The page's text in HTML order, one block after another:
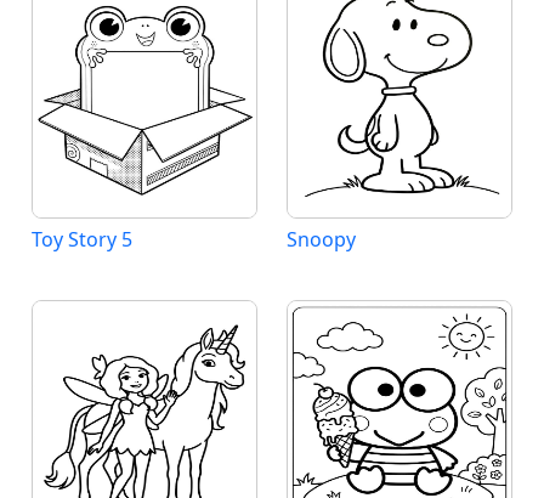
Toy Story 5 Snoopy